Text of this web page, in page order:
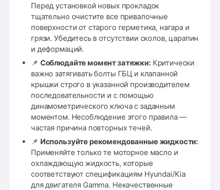
Перед установкой новых прокладок
тщательно очистите все привалочные
поверхности от старого герметика, нагара и
грязи. Убедитесь в отсутствии сколов, царапин
и деформаций.
📌 Соблюдайте момент затяжки:Критически
важно затягивать болты ГБЦ и клапанной
крышки строго в указанной производителем
последовательности и с помощью
динамометрического ключа с заданным
моментом. Несоблюдение этого правила —
частая причина повторных течей.
📌 Используйте рекомендованные жидкости:
Применяйте только те моторное масло и
охлаждающую жидкость, которые
соответствуют спецификациям Hyundai/Kia
для двигателя Gamma. Некачественные